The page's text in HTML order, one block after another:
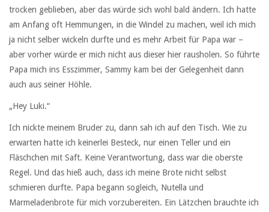
trocken geblieben, aber das würde sich wohl bald ändern. Ich hatte
am Anfang oft Hemmungen, in die Windel zu machen, weil ich mich
ja nicht selber wickeln durfte und es mehr Arbeit für Papa war –
aber vorher würde er mich nicht aus dieser hier rausholen. So führte
Papa mich ins Esszimmer, Sammy kam bei der Gelegenheit dann
auch aus seiner Höhle.
„Hey Luki.“
Ich nickte meinem Bruder zu, dann sah ich auf den Tisch. Wie zu
erwarten hatte ich keinerlei Besteck, nur einen Teller und ein
Fläschchen mit Saft. Keine Verantwortung, dass war die oberste
Regel. Und das hieß auch, dass ich meine Brote nicht selbst
schmieren durfte. Papa begann sogleich, Nutella und
Marmeladenbrote für mich vorzubereiten. Ein Lätzchen brauchte ich